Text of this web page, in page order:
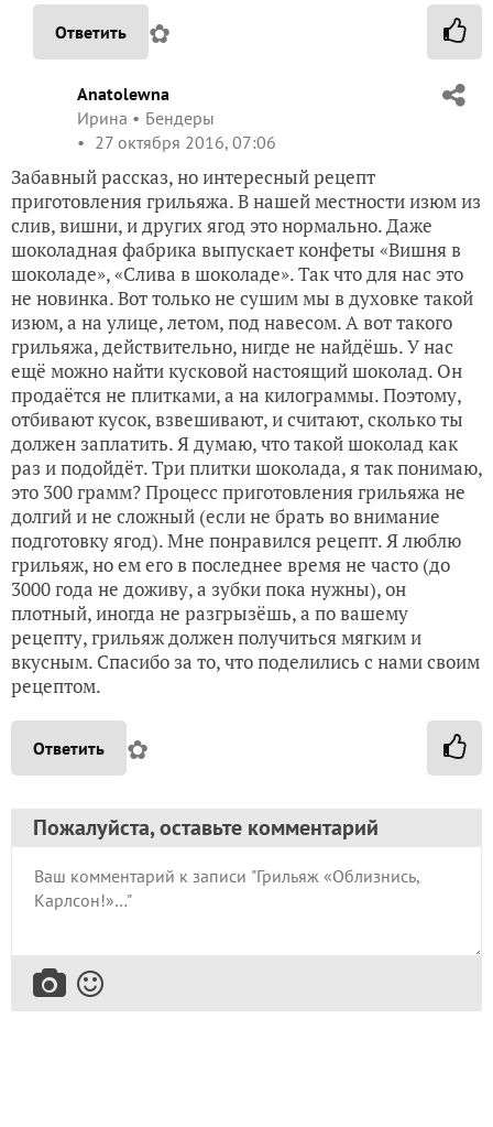
Ответить ✿
Anatolewna
Ирина
Бендеры
27 октября 2016, 07:06
Забавный рассказ, но интересный рецепт
приготовления грильяжа. В нашей местности изюм из
слив, вишни, и других ягод это нормально. Даже
шоколадная фабрика выпускает конфеты «Вишня в
шоколаде», «Слива в шоколаде». Так что для нас это
не новинка. Вот только не сушим мы в духовке такой
изюм, а на улице, летом, под навесом. А вот такого
грильяжа, действительно, нигде не найдёшь. У нас
ещё можно найти кусковой настоящий шоколад. Он
продаётся не плитками, а на килограммы. Поэтому,
отбивают кусок, взвешивают, и считают, сколько ты
должен заплатить. Я думаю, что такой шоколад как
раз и подойдёт. Три плитки шоколада, я так понимаю,
это 300 грамм? Процесс приготовления грильяжа не
долгий и не сложный (если не брать во внимание
подготовку ягод). Мне понравился рецепт. Я люблю
грильяж, но ем его в последнее время не часто (до
3000 года не доживу, а зубки пока нужны), он
плотный, иногда не разгрызёшь, а по вашему
рецепту, грильяж должен получиться мягким и
вкусным. Спасибо за то, что поделились с нами своим
рецептом.
Ответить ✿
Пожалуйста, оставьте комментарий